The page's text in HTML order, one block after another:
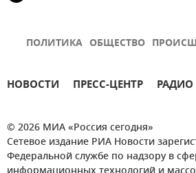
ПОЛИТИКА ОБЩЕСТВО
НОВОСТИ ПРЕСС-ЦЕНТР РАДИО
© 2026 МИА «Россия сегодня»
Сетевое издание РИА Новости
Федеральной службе по надзору в